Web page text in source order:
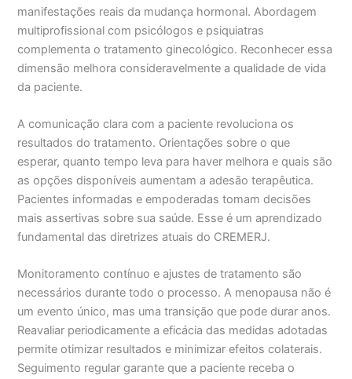
manifestações reais da mudança hormonal. Abordagem
multiprofissional com psicólogos e psiquiatras
complementa o tratamento ginecológico. Reconhecer essa
dimensão melhora consideravelmente a qualidade de vida
da paciente.
A comunicação clara com a paciente revoluciona os
resultados do tratamento. Orientações sobre o que
esperar, quanto tempo leva para haver melhora e quais são
as opções disponíveis aumentam a adesão terapêutica.
Pacientes informadas e empoderadas tomam decisões
mais assertivas sobre sua saúde. Esse é um aprendizado
fundamental das diretrizes atuais do CREMERJ.
Monitoramento contínuo e ajustes de tratamento são
necessários durante todo o processo. A menopausa não é
um evento único, mas uma transição que pode durar anos.
Reavaliar periodicamente a eficácia das medidas adotadas
permite otimizar resultados e minimizar efeitos colaterais.
Seguimento regular garante que a paciente receba o